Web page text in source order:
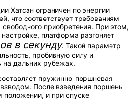
Хатсан ограничен по энергии
что соответствует требованиям
свободного приобретения. При этом,
платформа разгоняет
в секунду. Такой параметр
пробивную силу и
на дальних рубежах.
пружинно-поршневая
После взведения поршень
положении, и при спуске